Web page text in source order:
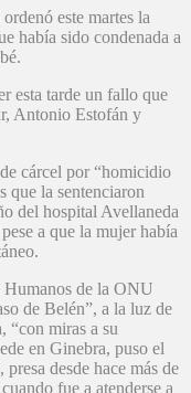
este martes la
había sido condenada a
esta tarde un fallo que
Antonio Estofán y
cárcel por “homicidio
que la sentenciaron
del hospital Avellaneda
a que la mujer había
Humanos de la ONU
de Belén”, a la luz de
“con miras a su
en Ginebra, puso el
desde hace más de
fue a atenderse a